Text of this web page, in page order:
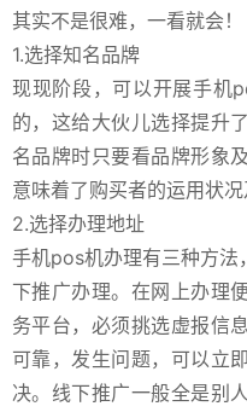
其实不是很难，一看就会！
1.选择知名品牌
现现阶段，可以开展手机
的，这给大伙儿选择提升
名品牌时只要看品牌形象
意味着了购买者的运用状
2.选择办理地址
手机pos机办理有三种方法
下推广办理。在网上办理
务平台，必须挑选虚报信
可靠，发生问题，可以立
决。线下推广一般全是别